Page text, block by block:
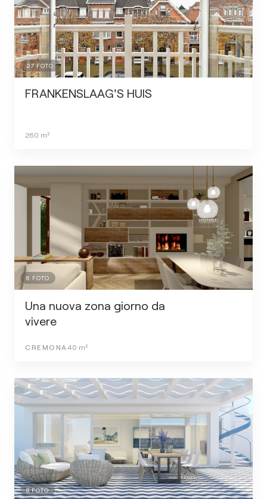
27 FOTO
FRANKENSLAAG'S HUIS
260 m²
6 FOTO
Una nuova zona giorno da
vivere
CREMONA 40 m²
8FOTO